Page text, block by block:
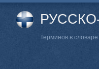
Терминов в